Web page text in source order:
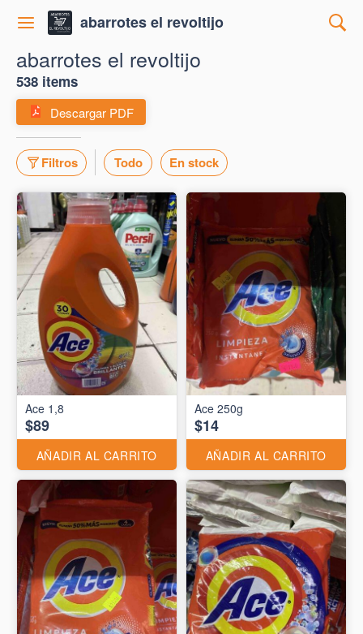
abarrotes el revoltijo
abarrotes el revoltijo
538 items
Descargar PDF
Filtros Todo En stock
Ace 1,8
$89
AÑADIR AL CARRITO
Ace 250g
$14
AÑADIR AL CARRITO